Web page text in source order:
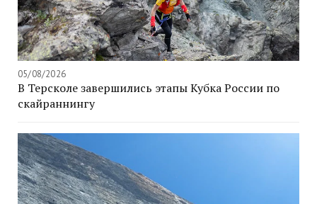
05/08/2026
В Терсколе завершились этапы Кубка России по
скайраннингу